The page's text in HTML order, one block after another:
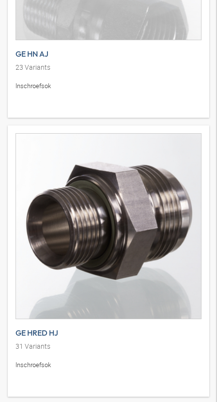
GE HN AJ
23 Variants
Inschroefsok
GE HRED HJ
31 Variants
Inschroefsok